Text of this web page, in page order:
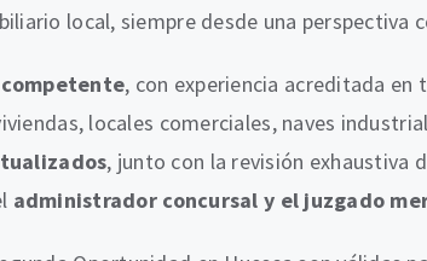
local, siempre desde una perspectiva
, con experiencia acreditada
locales comerciales, naves
, junto con la revisión exhaustiva
administrador concursal y el juzgado